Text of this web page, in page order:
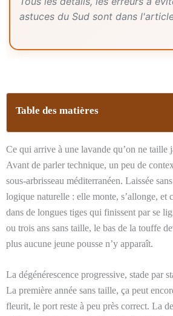
astuces du Sud sont dans
Table des matières
Ce qui arrive à une lavande qu’on ne taille
Avant de parler technique, un peu de
sous-arbrisseau méditerranéen. Laissée
logique naturelle : elle monte, s’allonge, et
dans de longues tiges qui finissent par se
ou trois ans sans taille, le bas de la touffe
plus aucune jeune pousse n’y apparaît.
La dégénérescence progressive, stade par
La première année sans taille, ça peut
fleurit, le port reste à peu près correct. La